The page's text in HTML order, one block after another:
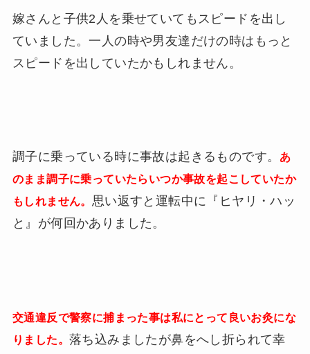
嫁さんと子供2人を乗せていてもスピードを出し
ていました。一人の時や男友達だけの時はもっと
スピードを出していたかもしれません。
調子に乗っている時に事故は起きるものです。
あ
のまま調子に乗っていたらいつか事故を起こしていたか
もしれません。 思い返すと運転中に『ヒヤリ・ハッ
と』が何回かありました。
交通違反で警察に捕まった事は私にとって良いお灸にな
りました。 落ち込みましたが鼻をへし折られて幸